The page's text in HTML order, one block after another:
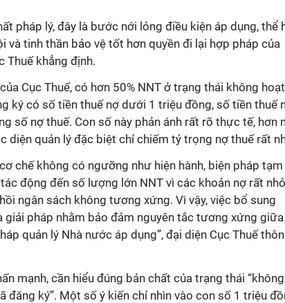
pháp lý, đây là bước nới lỏng điều kiện áp dụng, thể
và tinh thần bảo vệ tốt hơn quyền đi lại hợp pháp của
Thuế khẳng định.
Cục Thuế, có hơn 50% NNT ở trạng thái không hoạt
ký có số tiền thuế nợ dưới 1 triệu đồng, số tiền thuế
số nợ thuế. Con số này phản ánh rất rõ thực tế, hơn
diện quản lý đặc biệt chỉ chiếm tỷ trọng nợ thuế rất
chế không có ngưỡng như hiện hành, biện pháp tạm
động đến số lượng lớn NNT vì các khoản nợ rất
ngân sách không tương xứng. Vì vậy, việc bổ sung
giải pháp nhằm bảo đảm nguyên tắc tương xứng
quản lý Nhà nước áp dụng”, đại diện Cục Thuế
mạnh, cần hiểu đúng bản chất của trạng thái “không
đăng ký”. Một số ý kiến chỉ nhìn vào con số 1 triệu